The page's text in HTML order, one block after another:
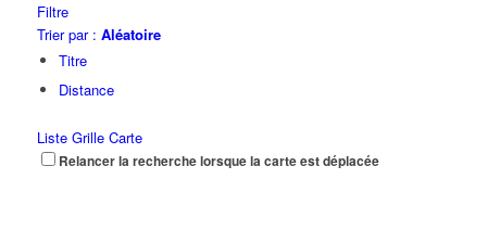
Filtre
Trier par : Aléatoire
Titre
Distance
Liste Grille Carte
Relancer la recherche lorsque la carte est déplacée